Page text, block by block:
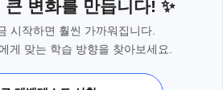
변화를 만듭니다! ✨
시작하면 훨씬 가까워집니다.
게 맞는 학습 방향을 찾아보세요.